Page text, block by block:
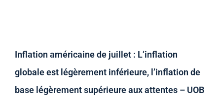
Inflation américaine de juillet : L’inflation
globale est légèrement inférieure, l’inflation de
base légèrement supérieure aux attentes – UOB